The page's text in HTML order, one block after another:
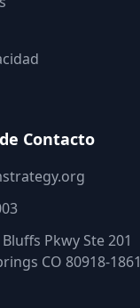
Contacto
Pkwy Ste 201
CO 80918-1861